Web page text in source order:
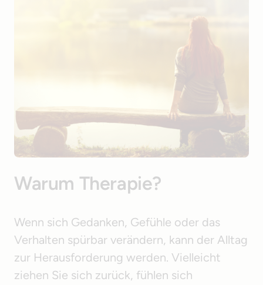
Warum Therapie?
Wenn sich Gedanken, Gefühle oder das
Verhalten spürbar verändern, kann der Alltag
zur Herausforderung werden. Vielleicht
ziehen Sie sich zurück, fühlen sich